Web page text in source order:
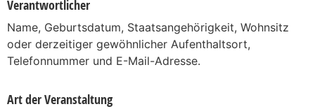
Verantwortlicher
Name, Geburtsdatum, Staatsangehörigkeit, Wohnsitz
oder derzeitiger gewöhnlicher Aufenthaltsort,
Telefonnummer und E-Mail-Adresse.
Art der Veranstaltung